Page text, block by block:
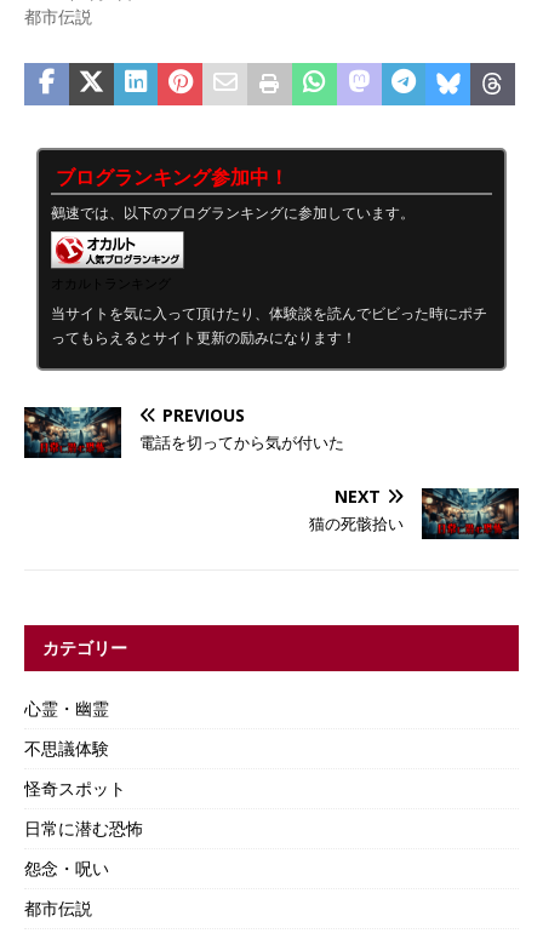
都市伝説
ブログランキング参加中！
鵺速では、以下のブログランキングに参加しています。
当サイトを気に入って頂けたり、体験談を読んでビビった時にポチ
ってもらえるとサイト更新の励みになります！
PREVIOUS
電話を切ってから気が付いた
NEXT
猫の死骸拾い
カテゴリー
心霊・幽霊
不思議体験
怪奇スポット
日常に潜む恐怖
怨念・呪い
都市伝説